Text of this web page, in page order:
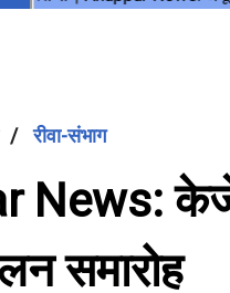
रीवा-संभाग
News:
समारोह